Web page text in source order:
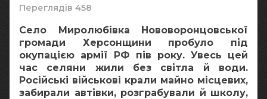
Переглядів 458
Село Миролюбівка Нововоронцовської
громади Херсонщини пробуло під
окупацією армії РФ пів року. Увесь цей
час селяни жили без світла й води.
Російські військові крали майно місцевих,
забирали автівки, розграбували й школу,